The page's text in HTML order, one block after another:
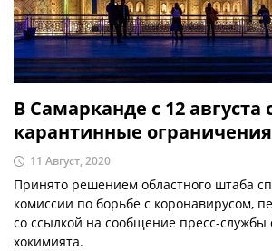
В Самарканде с 12
карантинные ограничения
11 Август, 2020
Принято решением областного штаба
комиссии по борьбе с коронавирусом,
со ссылкой на сообщение пресс-службы
хокимията.